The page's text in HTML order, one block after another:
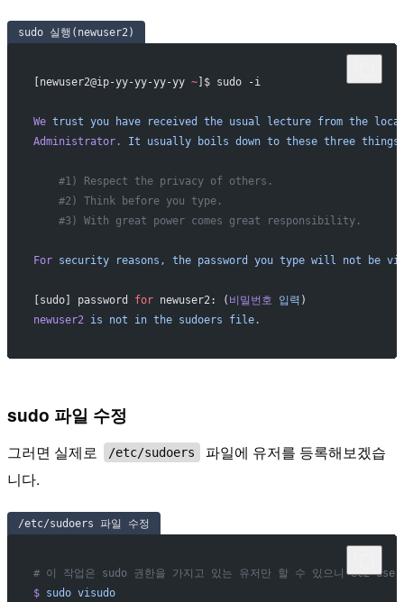
sudo 실행(newuser2)
[newuser2@ip-yy-yy-yy-yy ~]$ sudo -i
We trust you have received the usual lecture from the
Administrator.
It usually boils down to these three
    #1) Respect the privacy of others.
    #2) Think before you type.
    #3) With great power comes great responsibility.
For security reasons, the password you type will not be
[sudo] password for newuser2: ( 비밀번호 입력 )
newuser2 is not in the sudoers file.
sudo 파일 수정
그러면 실제로 /etc/sudoers
파일에 유저를 등록해보겠습
니다.
/etc/sudoers 파일 수정
# 이 작업은 sudo 권한을 가지고 있는 유저만 할 수 있으니 ec2-user
$ sudo visudo